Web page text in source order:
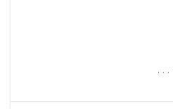
. . .